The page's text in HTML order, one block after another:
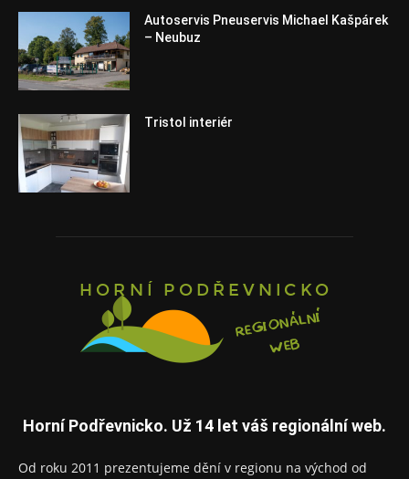
Autoservis Pneuservis Michael Kašpárek
– Neubuz
Tristol interiér
Horní Podřevnicko. Už 14 let váš regionální web.
Od roku 2011 prezentujeme dění v regionu na východ od